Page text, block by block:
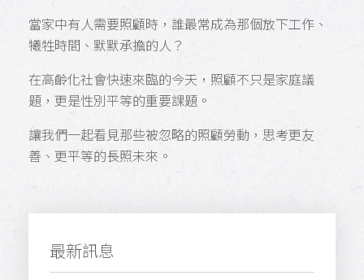
當家中有人需要照顧時，誰最常成為那個放下工作、
犧牲時間、默默承擔的人？
在高齡化社會快速來臨的今天，照顧不只是家庭議
題，更是性別平等的重要課題。
讓我們一起看見那些被忽略的照顧勞動，思考更友
善、更平等的長照未來。
最新訊息